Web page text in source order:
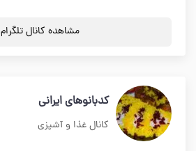
مشاهده کانال تلگرام
کدبانوهای ایرانی
کانال غذا و آشپزی